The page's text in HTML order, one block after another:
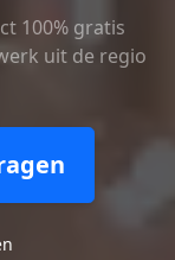
100% gratis
uit de regio